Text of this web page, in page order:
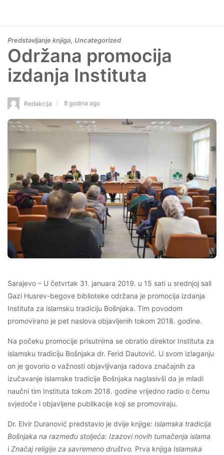
Predstavljanje knjiga, Uncategorized
Održana promocija
izdanja Instituta
Redakcija 8 godina ago
Sarajevo – U četvrtak 31. januara 2019. u 15 sati u srednjoj sali
Gazi Husrev-begove biblioteke održana je promocija izdanja
Instituta za islamsku tradiciju Bošnjaka. Tim povodom
promovirano je pet naslova objavljenih tokom 2018. godine.
Na počeku promocije prisutnima se obratio direktor Instituta za
islamsku tradiciju Bošnjaka dr. Ferid Dautović. U svom izlaganju
on je govorio o važnosti objavljivanja radova značajnih za
izučavanje islamske tradicije Bošnjaka naglasivši da je mladi
naučni tim Instituta tokom 2018. godine vrijedno radio o čemu
svjedoče i objavljene publikacije koji se promoviraju.
Dr. Elvir Duranović predstavio je dvije knjige: Islamska tradicija
Bošnjaka na razmeđu stoljeća: Izazovi novih tumačenja islama
i Značaj religije za savremeno društvo. Prva knjiga Islamska